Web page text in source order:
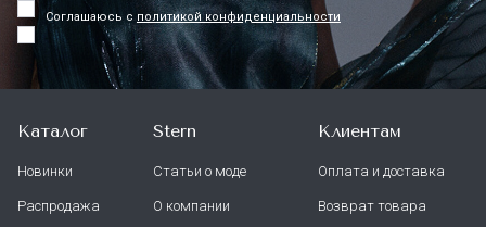
Соглашаюсь с политикой конфиденциальности
Каталог
Новинки
Распродажа
Stern
Статьи о моде
О компании
Клиентам
Оплата и доставка
Возврат товара